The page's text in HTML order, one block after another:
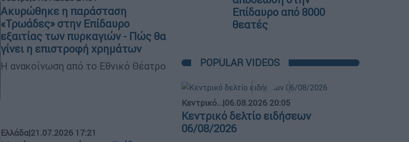
Ακυρώθηκε η παράσταση
«Τρωάδες» στην Επίδαυρο
εξαιτίας των πυρκαγιών - Πώς θα
γίνει η επιστροφή χρημάτων
Η ανακοίνωση από το Εθνικό Θέατρο
Ελλάδα|21.07.2026 17:21
Επίδαυρο από 8000
θεατές
POPULAR VIDEOS
Κεντρικό...|06.08.2026 20:05
Κεντρικό δελτίο ειδήσεων
06/08/2026